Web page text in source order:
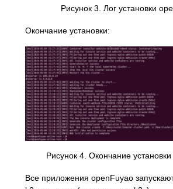
Рисунок 3. Лог установки
Окончание установки:
Рисунок 4. Окончание
Все приложения openFuyao